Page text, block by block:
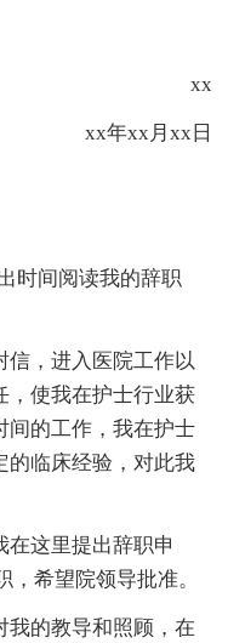
xx
xx年xx月xx日
时间阅读我的辞职
信，进入医院工作以
，使我在护士行业获
间的工作，我在护士
的临床经验，对此我
在这里提出辞职申
希望院领导批准。
我的教导和照顾，在